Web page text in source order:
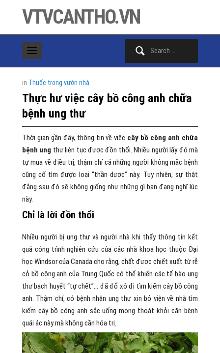
VTVCANTHO.VN
in Thuốc trong vườn nhà
Thực hư việc cây bồ công anh chữa
bệnh ung thư
Thời gian gần đây, thông tin về việc cây bồ công anh chữa
bệnh ung thư liên tục được đồn thổi. Nhiều người lấy đó mà
tự mua về điều trị, thậm chí cả những người không mắc bệnh
cũng cố tìm được loại “thần dược” này. Tuy nhiên, sự thật
đằng sau đó sẽ không giống như những gì bạn đang nghĩ lúc
này.
Chỉ là lời đồn thổi
Nhiều người bị ung thư và người nhà khi thấy thông tin kết
quả công trình nghiên cứu của các nhà khoa học thuộc Đại
học Windsor của Canada cho rằng, chất được chiết xuất từ rễ
cỏ bồ công anh của Trung Quốc có thể khiến các tế bào ung
thư bạch huyết “tự chết”… đã đổ xô đi tìm kiếm cây bồ công
anh. Thậm chí, có bệnh nhân ung thư xin bỏ viện về nhà tìm
kiếm cây bồ công anh sắc uống mong thoát khỏi căn bệnh
quái ác này mà không cần hóa trị.